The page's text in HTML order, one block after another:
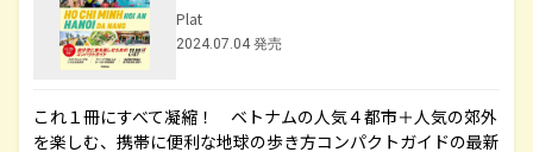
Plat
2024.07.04 発売
これ１冊にすべて凝縮！ ベトナムの人気４都市＋人気の郊外
を楽しむ、携帯に便利な地球の歩き方コンパクトガイドの最新